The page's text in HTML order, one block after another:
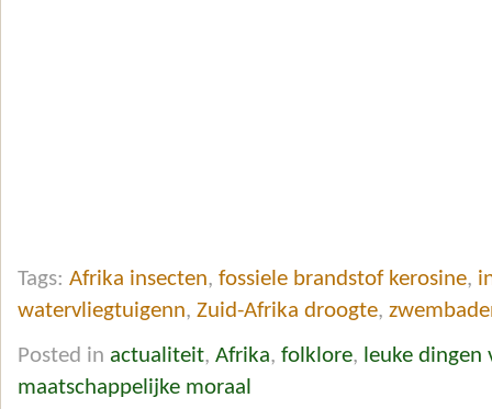
Tags: Afrika insecten, fossiele brandstof kerosine,
watervliegtuigenn, Zuid-Afrika droogte,
Posted in actualiteit, Afrika, folklore, leuke dingen
maatschappelijke moraal